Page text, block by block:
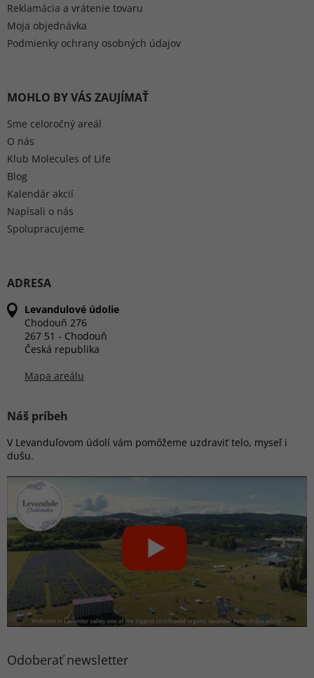
Reklamácia a vrátenie tovaru
Moja objednávka
Podmienky ochrany osobných údajov
MOHLO BY VÁS ZAUJÍMAŤ
Sme celoročný areál
O nás
Klub Molecules of Life
Blog
Kalendár akcií
Napísali o nás
Spolupracujeme
ADRESA
Levandulové údolie
Chodouň 276
267 51 - Chodouň
Česká republika
Mapa areálu
Náš príbeh
V Levanduľovom údolí vám pomôžeme uzdraviť telo, myseľ i
dušu.
Odoberať newsletter